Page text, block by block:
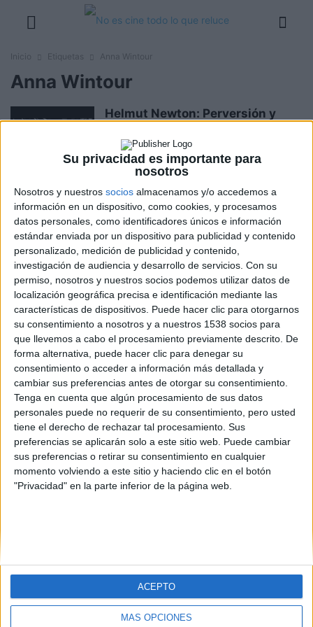
Su privacidad es importante para
nosotros
Nosotros y nuestros socios almacenamos y/o accedemos a
información en un dispositivo, como cookies, y procesamos
datos personales, como identificadores únicos e información
estándar enviada por un dispositivo para publicidad y contenido
personalizado, medición de publicidad y contenido,
investigación de audiencia y desarrollo de servicios. Con su
permiso, nosotros y nuestros socios podemos utilizar datos de
localización geográfica precisa e identificación mediante las
características de dispositivos. Puede hacer clic para otorgarnos
su consentimiento a nosotros y a nuestros 1538 socios para
que llevemos a cabo el procesamiento previamente descrito. De
forma alternativa, puede hacer clic para denegar su
consentimiento o acceder a información más detallada y
cambiar sus preferencias antes de otorgar su consentimiento.
Tenga en cuenta que algún procesamiento de sus datos
personales puede no requerir de su consentimiento, pero usted
tiene el derecho de rechazar tal procesamiento. Sus
preferencias se aplicarán solo a este sitio web. Puede cambiar
sus preferencias o retirar su consentimiento en cualquier
momento volviendo a este sitio y haciendo clic en el botón
"Privacidad" en la parte inferior de la página web.
MÁS OPCIONES
ACEPTO
Inicio Etiquetas Anna Wintour
Anna Wintour
Helmut Newton: Perversión y
Boris M. - 27 noviembre, 2020
Ocean’s 8
Boris M. - 6 julio, 2018
The First Monday in May
Boris M. - 31 marzo, 2017
SOBRE NOSOTROS
No es cine todo lo que reluce
es una web dedicada a la
crítica y actualidad tanto de cine como de series, sin
olvidarse del formato físico, festivales, entrevistas,
concursos...
SÍGUENOS